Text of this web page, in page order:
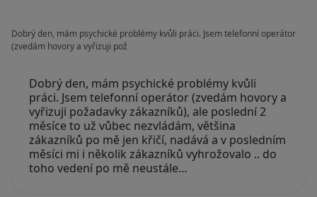
Dobrý den, mám psychické problémy kvůli práci. Jsem telefonní operátor
(zvedám hovory a vyřizuji pož
Dobrý den, mám psychické problémy kvůli
práci. Jsem telefonní operátor (zvedám hovory a
vyřizuji požadavky zákazníků), ale poslední 2
měsíce to už vůbec nezvládám, většina
zákazníků po mě jen křičí, nadává a v posledním
měsíci mi i několik zákazníků vyhrožovalo .. do
toho vedení po mě neustále…